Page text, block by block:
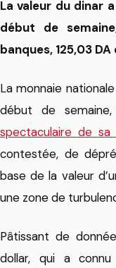
La valeur du dinar
début de
banques, 125,03
La monnaie
début de
spectaculaire de sa
contestée, de
base de la valeur
une zone de
Pâtissant de
dollar, qui a